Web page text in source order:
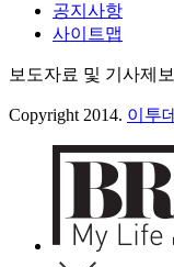
공지사항
사이트맵
보도자료 및 기사제보
Copyright 2014. 이투